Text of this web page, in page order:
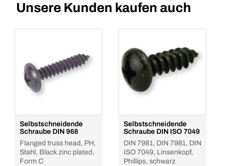
Unsere Kunden kaufen auch
Selbstschneidende
Schraube DIN 968
Flanged truss head, PH,
Stahl, Black zinc plated,
Form C
Selbstschneidende
Schraube DIN ISO 7049
DIN 7981, DIN 7981, DIN
ISO 7049, Linsenkopf,
Phillips, schwarz